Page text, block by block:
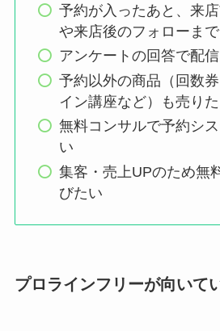
予約が入ったあと、来
や来店後のフォローま
アンケートの回答で配
予約以外の商品（回数
イン講座など）も売り
無料コンサルで予約シ
い
集客・売上UPのため無
びたい
プロラインフリーが向いて